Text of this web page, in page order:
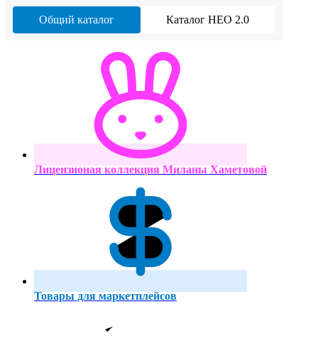
Общий каталог Каталог НЕО 2.0
Лицензионая коллекция Миланы Хаметовой
Товары для маркетплейсов